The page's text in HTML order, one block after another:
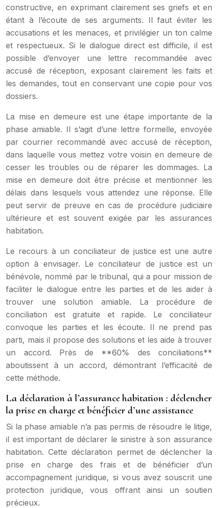
constructive, en exprimant clairement ses griefs et en
étant à l’écoute de ses arguments. Il faut éviter les
accusations et les menaces, et privilégier un ton calme
et respectueux. Si le dialogue direct est difficile, il est
possible d’envoyer une lettre recommandée avec
accusé de réception, exposant clairement les faits et
les demandes, tout en conservant une copie pour vos
dossiers.
La mise en demeure est une étape importante de la
phase amiable. Il s’agit d’une lettre formelle, envoyée
par courrier recommandé avec accusé de réception,
dans laquelle vous mettez votre voisin en demeure de
cesser les troubles ou de réparer les dommages. La
mise en demeure doit être précise et mentionner les
délais dans lesquels vous attendez une réponse. Elle
peut servir de preuve en cas de procédure judiciaire
ultérieure et est souvent exigée par les assurances
habitation.
Le recours à un conciliateur de justice est une autre
option à envisager. Le conciliateur de justice est un
bénévole, nommé par le tribunal, qui a pour mission de
faciliter le dialogue entre les parties et de les aider à
trouver une solution amiable. La procédure de
conciliation est gratuite et rapide. Le conciliateur
convoque les parties et les écoute. Il ne prend pas
parti, mais il propose des solutions et les aide à trouver
un accord. Près de **60% des conciliations**
aboutissent à un accord, démontrant l’efficacité de
cette méthode.
La déclaration à l’assurance habitation : déclencher
la prise en charge et bénéficier d’une assistance
Si la phase amiable n’a pas permis de résoudre le litige,
il est important de déclarer le sinistre à son assurance
habitation. Cette déclaration permet de déclencher la
prise en charge des frais et de bénéficier d’un
accompagnement juridique, si vous avez souscrit une
protection juridique, vous offrant ainsi un soutien
précieux.